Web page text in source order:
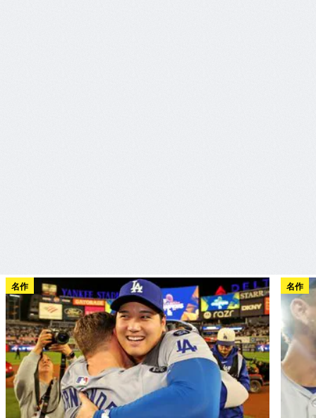
名作 名作